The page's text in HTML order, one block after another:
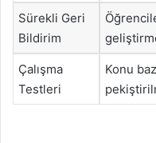
Sürekli Geri
Bildirim
Çalışma
Testleri
Konu